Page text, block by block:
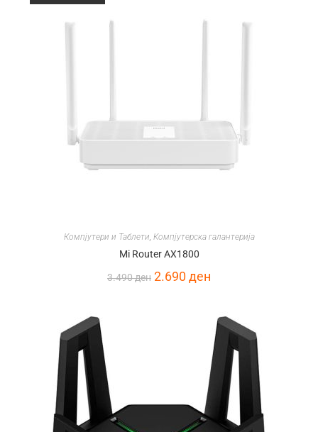
Компјутери и Таблети Компјутерска галантерија
Mi Router AX1800
3.490ден 2.690ден